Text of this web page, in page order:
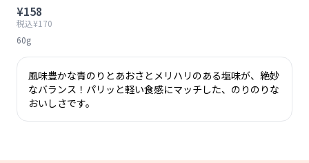
¥158
税込¥170
60g
風味豊かな青のりとあおさとメリハリのある塩味が、絶妙
なバランス！パリッと軽い食感にマッチした、のりのりな
おいしさです。